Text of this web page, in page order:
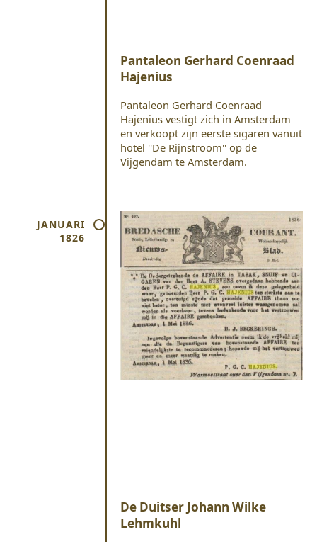
JANUARI
1826
Pantaleon Gerhard Coenraad
Hajenius
Pantaleon Gerhard Coenraad
Hajenius vestigt zich in Amsterdam
en verkoopt zijn eerste sigaren vanuit
hotel ''De Rijnstroom'' op de
Vijgendam te Amsterdam.
De Duitser Johann Wilke
Lehmkuhl